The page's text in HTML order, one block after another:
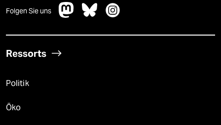
Folgen Sie uns
Ressorts
Politik
Öko